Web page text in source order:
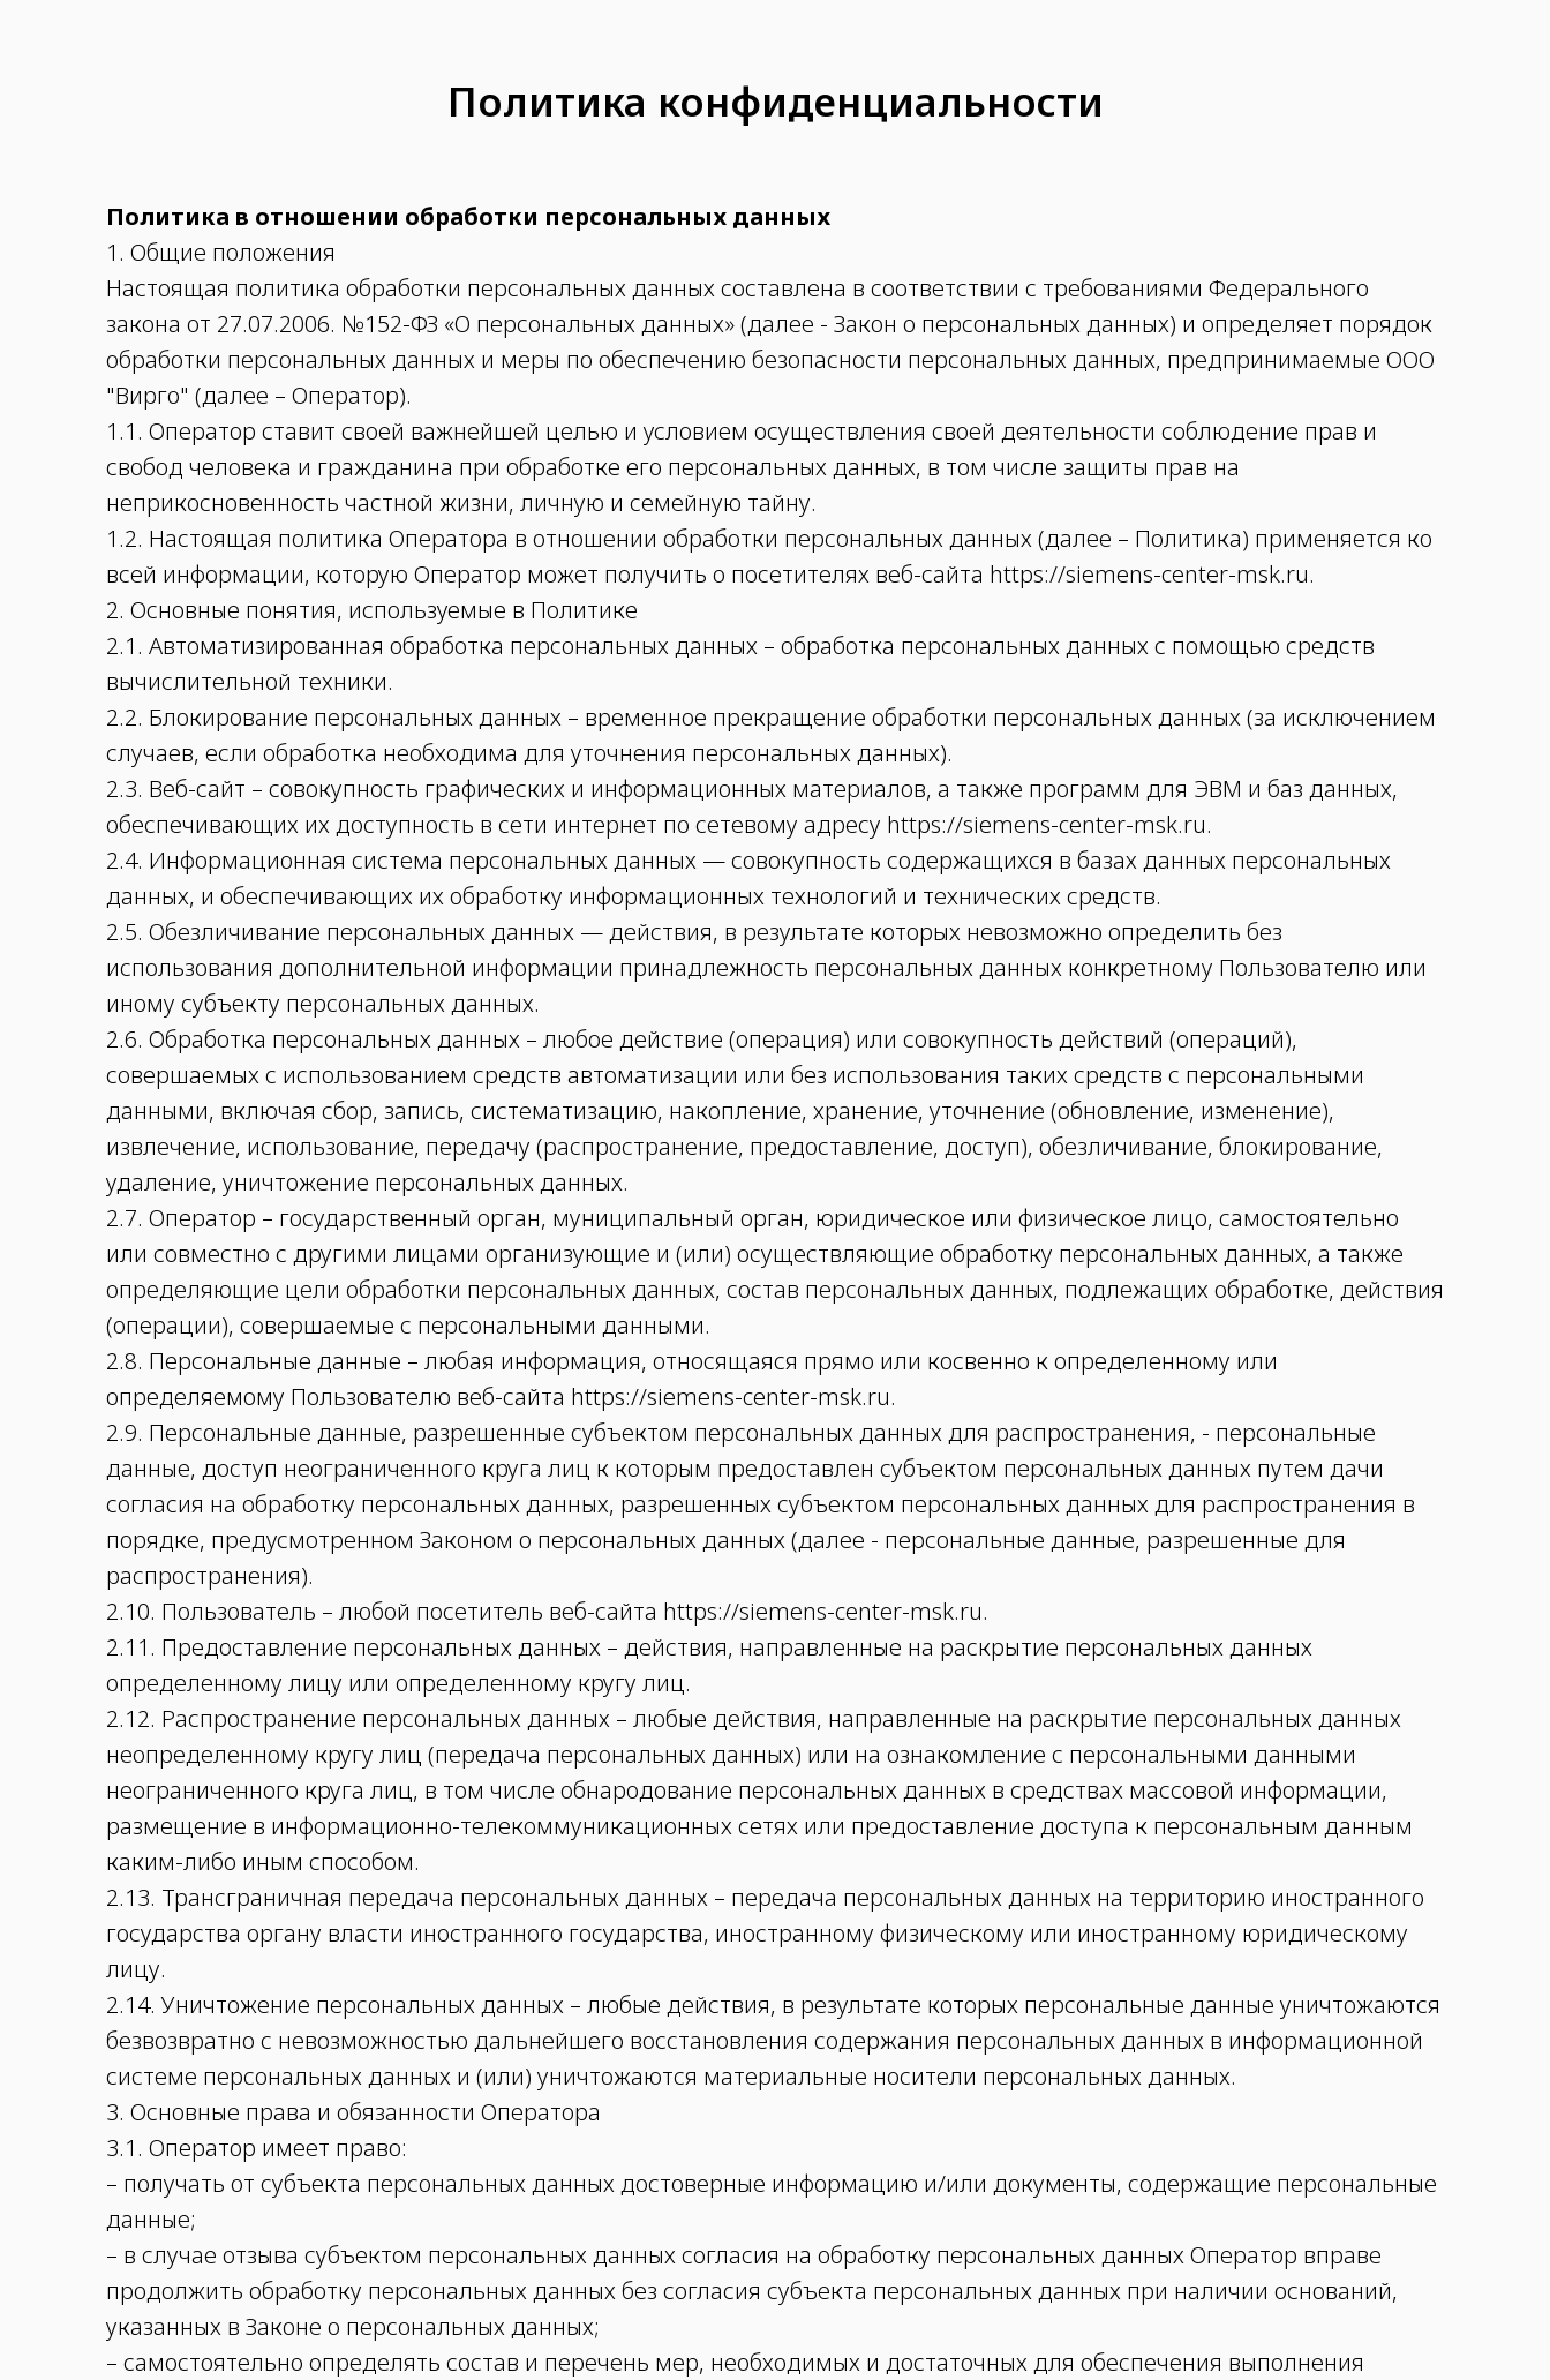
Политика конфиденциальности
Политика в отношении обработки персональных данных
1. Общие положения
Настоящая политика обработки персональных данных составлена в соответствии с требованиями Федерального
закона от 27.07.2006. №152-ФЗ «О персональных данных» (далее - Закон о персональных данных) и определяет порядок
обработки персональных данных и меры по обеспечению безопасности персональных данных, предпринимаемые ООО
"Вирго" (далее – Оператор).
1.1. Оператор ставит своей важнейшей целью и условием осуществления своей деятельности соблюдение прав и
свобод человека и гражданина при обработке его персональных данных, в том числе защиты прав на
неприкосновенность частной жизни, личную и семейную тайну.
1.2. Настоящая политика Оператора в отношении обработки персональных данных (далее – Политика) применяется ко
всей информации, которую Оператор может получить о посетителях веб-сайта https://siemens-center-msk.ru.
2. Основные понятия, используемые в Политике
2.1. Автоматизированная обработка персональных данных – обработка персональных данных с помощью средств
вычислительной техники.
2.2. Блокирование персональных данных – временное прекращение обработки персональных данных (за исключением
случаев, если обработка необходима для уточнения персональных данных).
2.3. Веб-сайт – совокупность графических и информационных материалов, а также программ для ЭВМ и баз данных,
обеспечивающих их доступность в сети интернет по сетевому адресу https://siemens-center-msk.ru.
2.4. Информационная система персональных данных — совокупность содержащихся в базах данных персональных
данных, и обеспечивающих их обработку информационных технологий и технических средств.
2.5. Обезличивание персональных данных — действия, в результате которых невозможно определить без
использования дополнительной информации принадлежность персональных данных конкретному Пользователю или
иному субъекту персональных данных.
2.6. Обработка персональных данных – любое действие (операция) или совокупность действий (операций),
совершаемых с использованием средств автоматизации или без использования таких средств с персональными
данными, включая сбор, запись, систематизацию, накопление, хранение, уточнение (обновление, изменение),
извлечение, использование, передачу (распространение, предоставление, доступ), обезличивание, блокирование,
удаление, уничтожение персональных данных.
2.7. Оператор – государственный орган, муниципальный орган, юридическое или физическое лицо, самостоятельно
или совместно с другими лицами организующие и (или) осуществляющие обработку персональных данных, а также
определяющие цели обработки персональных данных, состав персональных данных, подлежащих обработке, действия
(операции), совершаемые с персональными данными.
2.8. Персональные данные – любая информация, относящаяся прямо или косвенно к определенному или
определяемому Пользователю веб-сайта https://siemens-center-msk.ru.
2.9. Персональные данные, разрешенные субъектом персональных данных для распространения, - персональные
данные, доступ неограниченного круга лиц к которым предоставлен субъектом персональных данных путем дачи
согласия на обработку персональных данных, разрешенных субъектом персональных данных для распространения в
порядке, предусмотренном Законом о персональных данных (далее - персональные данные, разрешенные для
распространения).
2.10. Пользователь – любой посетитель веб-сайта https://siemens-center-msk.ru.
2.11. Предоставление персональных данных – действия, направленные на раскрытие персональных данных
определенному лицу или определенному кругу лиц.
2.12. Распространение персональных данных – любые действия, направленные на раскрытие персональных данных
неопределенному кругу лиц (передача персональных данных) или на ознакомление с персональными данными
неограниченного круга лиц, в том числе обнародование персональных данных в средствах массовой информации,
размещение в информационно-телекоммуникационных сетях или предоставление доступа к персональным данным
каким-либо иным способом.
2.13. Трансграничная передача персональных данных – передача персональных данных на территорию иностранного
государства органу власти иностранного государства, иностранному физическому или иностранному юридическому
лицу.
2.14. Уничтожение персональных данных – любые действия, в результате которых персональные данные уничтожаются
безвозвратно с невозможностью дальнейшего восстановления содержания персональных данных в информационной
системе персональных данных и (или) уничтожаются материальные носители персональных данных.
3. Основные права и обязанности Оператора
3.1. Оператор имеет право:
– получать от субъекта персональных данных достоверные информацию и/или документы, содержащие персональные
данные;
– в случае отзыва субъектом персональных данных согласия на обработку персональных данных Оператор вправе
продолжить обработку персональных данных без согласия субъекта персональных данных при наличии оснований,
указанных в Законе о персональных данных;
– самостоятельно определять состав и перечень мер, необходимых и достаточных для обеспечения выполнения